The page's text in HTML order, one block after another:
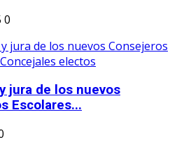
0
jura de los nuevos
Escolares...